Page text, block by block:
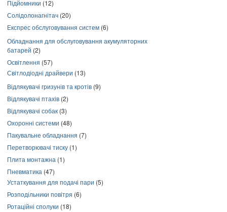
Підйомники (12)
Солідолонагнітач (20)
Експрес обслуговування систем (6)
Обладнання для обслуговування акумуляторних
батарей (2)
Освітлення (57)
Світлодіодні драйвери (13)
Відлякувачі гризунів та кротів (9)
Відлякувачі птахів (2)
Відлякувачі собак (3)
Охоронні системи (48)
Пакувальне обладнання (7)
Перетворювачі тиску (1)
Плита монтажна (1)
Пневматика (47)
Устаткування для подачі пари (5)
Розподільники повітря (6)
Ротаційні сполуки (18)